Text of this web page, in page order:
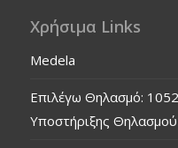
Χρήσιμα Links
Medela
Επιλέγω Θηλασμό:
Υποστήριξης Θηλασμού